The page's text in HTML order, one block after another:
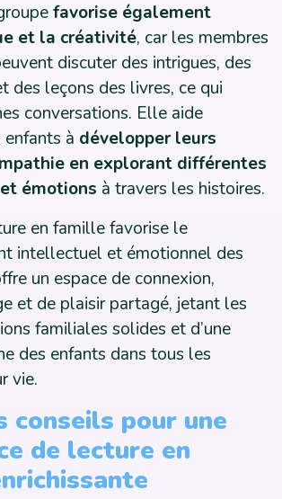
favorise également
et la créativité, car les membres
discuter des intrigues, des
des leçons des livres, ce qui
conversations. Elle aide
à développer leurs
en explorant différentes
émotions à travers les histoires.
en famille favorise le
intellectuel et émotionnel des
un espace de connexion,
et de plaisir partagé, jetant les
familiales solides et d’une
des enfants dans tous les
vie.
conseils pour une
de lecture en